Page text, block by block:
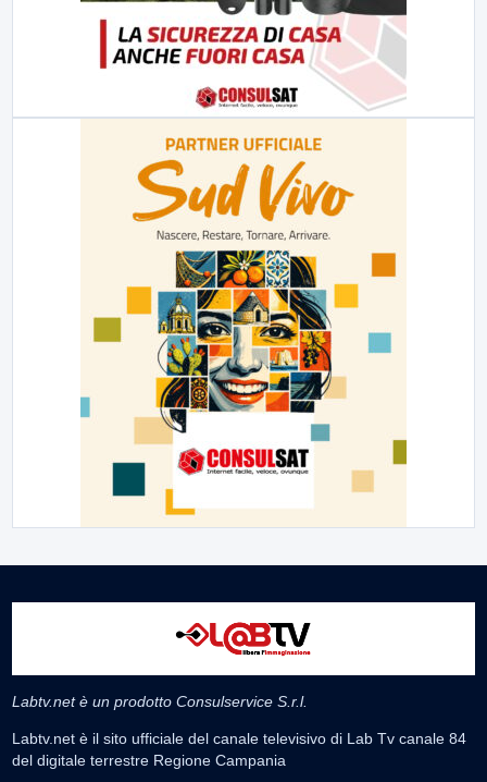
Labtv.net è un prodotto Consulservice S.r.l.
Labtv.net è il sito ufficiale del canale televisivo di Lab Tv canale 84
del digitale terrestre Regione Campania